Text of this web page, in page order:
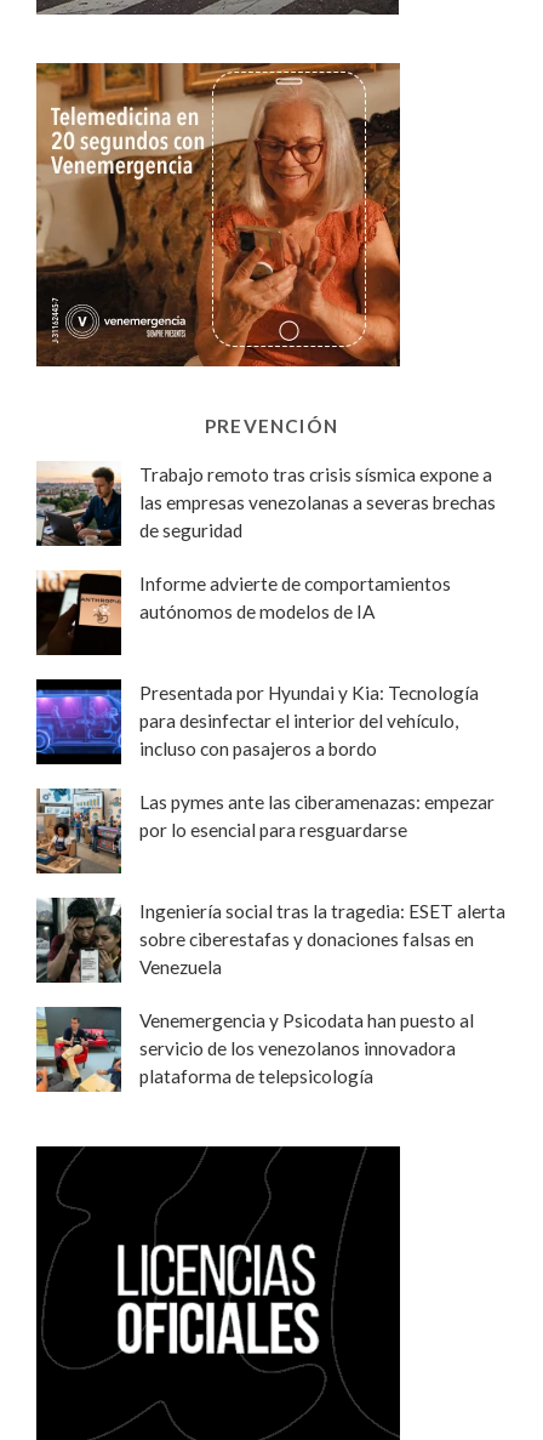
PREVENCIÓN
Trabajo remoto tras crisis sísmica expone a
las empresas venezolanas a severas brechas
de seguridad
Informe advierte de comportamientos
autónomos de modelos de IA
Presentada por Hyundai y Kia: Tecnología
para desinfectar el interior del vehículo,
incluso con pasajeros a bordo
Las pymes ante las ciberamenazas: empezar
por lo esencial para resguardarse
Ingeniería social tras la tragedia: ESET alerta
sobre ciberestafas y donaciones falsas en
Venezuela
Venemergencia y Psicodata han puesto al
servicio de los venezolanos innovadora
plataforma de telepsicología